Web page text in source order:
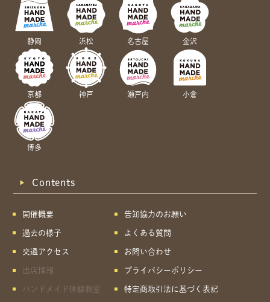
共有方法を選択
静岡 浜松 名古屋 金沢
京都 神戸 瀬戸内 小倉
博多
Contents
開催概要
過去の様子
交通アクセス
出店情報
ハンドメイド体験教室
告知協力のお願い
よくある質問
お問い合わせ
プライバシーポリシー
特定商取引法に基づく表記